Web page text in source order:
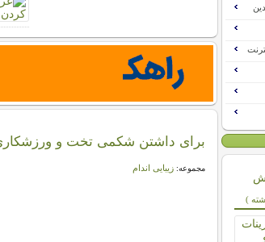
برای داشتن شکمی تخت و
مجموعه:زیبایی اندام
)